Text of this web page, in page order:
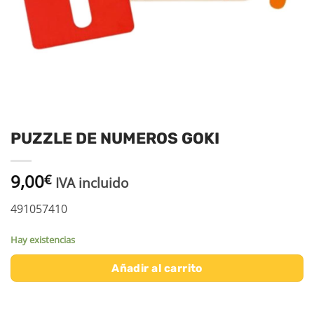
PUZZLE DE NUMEROS GOKI
9,00€ IVA incluido
491057410
Hay existencias
Añadir al carrito